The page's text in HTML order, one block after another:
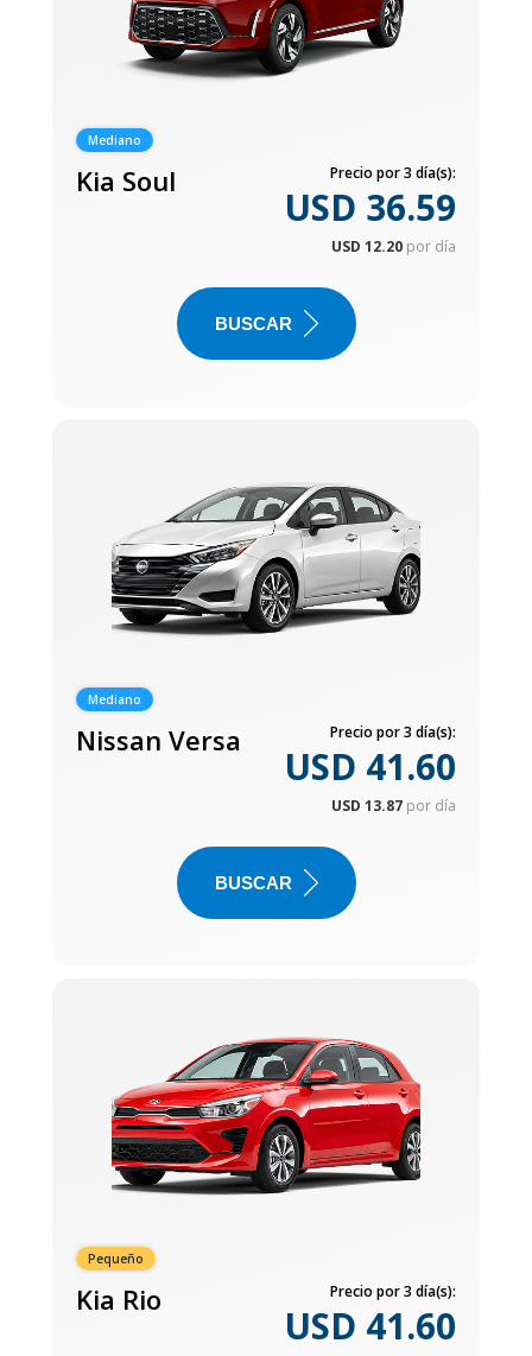
Mediano
Kia Soul Precio por 3 día(s):
USD 36.59
USD 12.20 por día
BUSCAR
Mediano
Nissan Versa Precio por 3 día(s):
USD 41.60
USD 13.87 por día
BUSCAR
Pequeño
Kia Rio Precio por 3 día(s):
USD 41.60